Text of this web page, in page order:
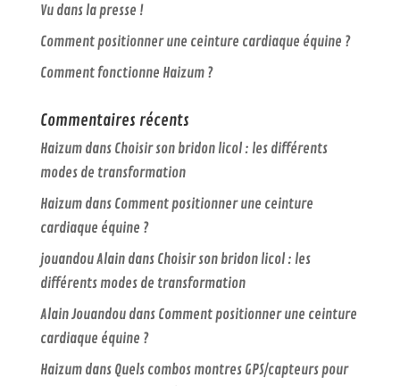
Vu dans la presse !
Comment positionner une ceinture cardiaque équine ?
Comment fonctionne Haizum ?
Commentaires récents
Haizumdans Choisir son bridon licol : les différents
modes de transformation
Haizumdans Comment positionner une ceinture
cardiaque équine ?
jouandou Alaindans Choisir son bridon licol : les
différents modes de transformation
Alain Jouandoudans Comment positionner une ceinture
cardiaque équine ?
Haizumdans Quels combos montres GPS/capteurs pour